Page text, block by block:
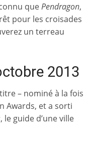
quePendragon,
pour les croisades
un terreau
2013
– nominé à la fois
Awards, et a sorti
, le guide d’une ville